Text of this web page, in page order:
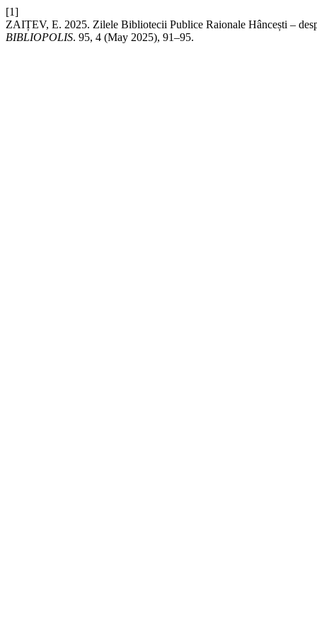
[1]
ZAIȚEV, E. 2025. Zilele Bibliotecii Publice Raionale Hâncești –
BIBLIOPOLIS. 95, 4 (May 2025), 91–95.